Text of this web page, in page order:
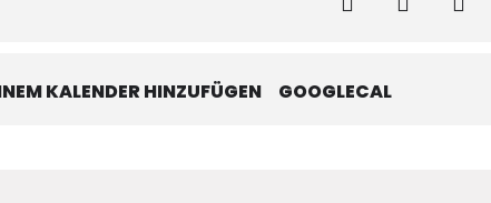
KALENDER HINZUFÜGEN GOOGLECAL